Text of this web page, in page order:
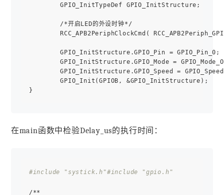
GPIO_InitTypeDef GPIO_InitStructure;
/*开启LED的外设时钟*/
RCC_APB2PeriphClockCmd(
GPIO_InitStructure.GPIO_Pin =
GPIO_InitStructure.GPIO_Mode =
GPIO_InitStructure.GPIO_Speed =
GPIO_Init(GPIOB, &GPIO_InitStructure);
在main函数中检验Delay_us的执行时间：
#include "systick.h"#include "gpio.h"
/**